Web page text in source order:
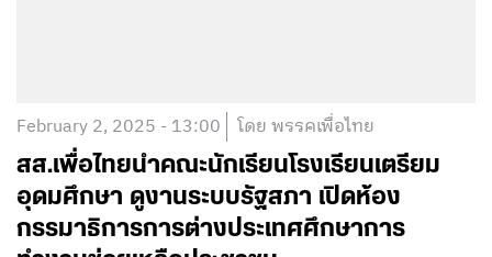
February 2, 2025 - 13:00 โดย พรรคเพื่อไทย
สส.เพื่อไทยนำคณะนักเรียนโรงเรียนเตรียม
อุดมศึกษา ดูงานระบบรัฐสภา เปิดห้อง
กรรมาธิการการต่างประเทศศึกษาการ